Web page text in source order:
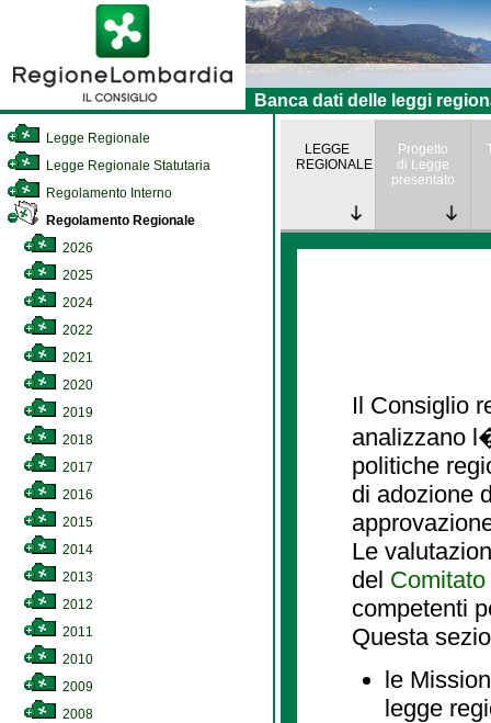
Banca dati delle leggi
Legge Regionale
Legge Regionale Statutaria
Regolamento Interno
Regolamento Regionale
2026
2025
2024
2022
2021
2020
2019
2018
2017
2016
2015
2014
2013
2012
2011
2010
2009
2008
LEGGE
REGIONALE
Progetto
di Legge
presentato
Il Consiglio
analizzano
politiche
di adozione
Le
del
competenti
Questa
le
legge